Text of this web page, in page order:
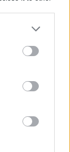
more Google
may click to
tags to
below Google
τουρνουά